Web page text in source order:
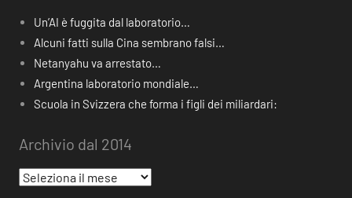
Un’AI è fuggita dal laboratorio…
Alcuni fatti sulla Cina sembrano falsi…
Netanyahu va arrestato…
Argentina laboratorio mondiale…
Scuola in Svizzera che forma i figli dei miliardari:
Archivio dal 2014
Archivio